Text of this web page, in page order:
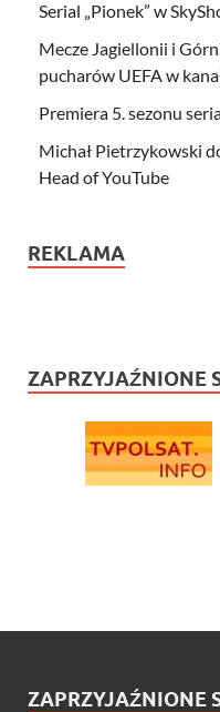
Serial „Pionek” w
Mecze Jagiellonii i
pucharów UEFA w
Premiera 5. sezonu
Michał Pietrzykowski
Head of YouTube
REKLAMA
ZAPRZYJAŹNIONE
ZAPRZYJAŹNIONE